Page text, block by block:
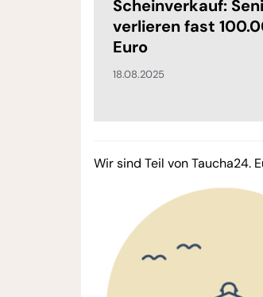
Scheinverkauf:
verlieren fast
Euro
18.08.2025
Wir sind Teil von Taucha24.